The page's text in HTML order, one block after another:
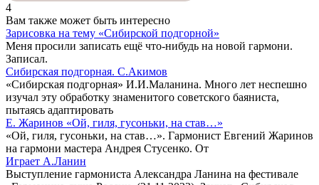
4
Вам также может быть интересно
Зарисовка на тему «Сибирской подгорной»
Меня просили записать ещё что-нибудь на новой гармони.
Записал.
Сибирская подгорная. С.Акимов
«Сибирская подгорная» И.И.Маланина. Много лет неспешно
изучал эту обработку знаменитого советского баяниста,
пытаясь адаптировать
Е. Жаринов «Ой, гиля, гусоньки, на став…»
«Ой, гиля, гусоньки, на став…». Гармонист Евгений Жаринов
на гармони мастера Андрея Стусенко. От
Играет А.Ланин
Выступление гармониста Александра Ланина на фестивале